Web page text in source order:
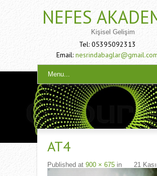
NEFES
Kişisel Gelişim
Tel: 05395092313
Email:
Menu...
AT4
Published 21
at 900 × 675 in